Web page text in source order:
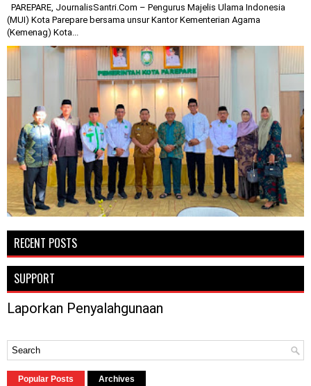
PAREPARE, JournalisSantri.Com – Pengurus Majelis Ulama Indonesia
(MUI) Kota Parepare bersama unsur Kantor Kementerian Agama
(Kemenag) Kota...
RECENT POSTS
SUPPORT
Laporkan Penyalahgunaan
Popular Posts Archives